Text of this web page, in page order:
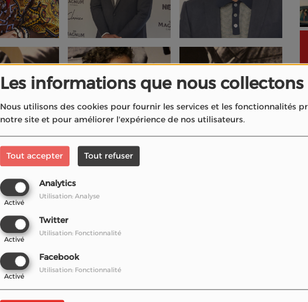
Les informations que nous collectons
Nous utilisons des cookies pour fournir les services et les fonctionnalités
notre site et pour améliorer l'expérience de nos utilisateurs.
Tout accepter Tout refuser
Analytics
Activé
Utilisation: Analyse
Twitter
Activé
Utilisation: Fonctionnalité
Facebook
Activé
Utilisation: Fonctionnalité